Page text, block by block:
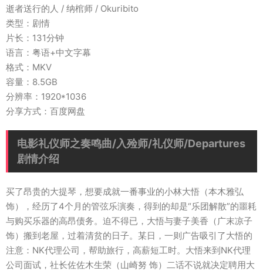
逝者送行的人 / 纳棺师 / Okuribito
类型：剧情
片长：131分钟
语言：粤语+中文字幕
格式：MKV
容量：8.5GB
分辨率：1920*1036
分享方式：百度网盘
电影礼仪师之奏鸣曲/入殓师/礼仪师/Departures
剧情介绍
买了昂贵的大提琴，想要成就一番事业的小林大悟（本木雅弘
饰），经历了4个月的管弦乐演奏，得到的却是“乐团解散”的噩耗
与购买乐器的高昂债务。迫不得已，大悟与妻子美香（广末凉子
饰）搬到老屋，过着清贫的日子。某日，一则广告吸引了大悟的
注意：NK代理公司，帮助旅行，高薪短工时。大悟来到NK代理
公司面试，社长佐佐木生荣（山崎努 饰）二话不说就决定聘用大